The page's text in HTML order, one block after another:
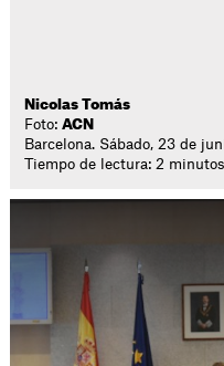
Nicolas Tomás
Foto:ACN
Barcelona. Sábado, 23 de
Tiempo de lectura: 2 minutos